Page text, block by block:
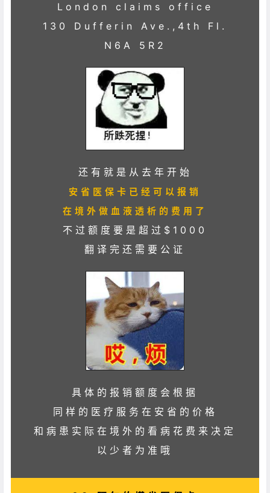
London claims office
130 Dufferin Ave.,4th Fl.
N6A 5R2
还有就是从去年开始
安省医保卡已经可以报销
在境外做血液透析的费用了
不过额度要是超过$1000
翻译完还需要公证
具体的报销额度会根据
同样的医疗服务在安省的价格
和病患实际在境外的看病花费来决定
以少者为准哦